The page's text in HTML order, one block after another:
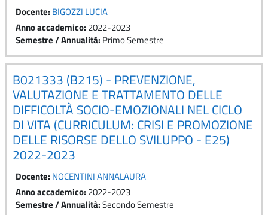
Docente: BIGOZZI LUCIA
Anno accademico: 2022-2023
Semestre / Annualità: Primo Semestre
B021333 (B215) - PREVENZIONE,
VALUTAZIONE E TRATTAMENTO DELLE
DIFFICOLTÀ SOCIO-EMOZIONALI NEL CICLO
DI VITA (CURRICULUM: CRISI E PROMOZIONE
DELLE RISORSE DELLO SVILUPPO - E25)
2022-2023
Docente: NOCENTINI ANNALAURA
Anno accademico: 2022-2023
Semestre / Annualità:Secondo Semestre